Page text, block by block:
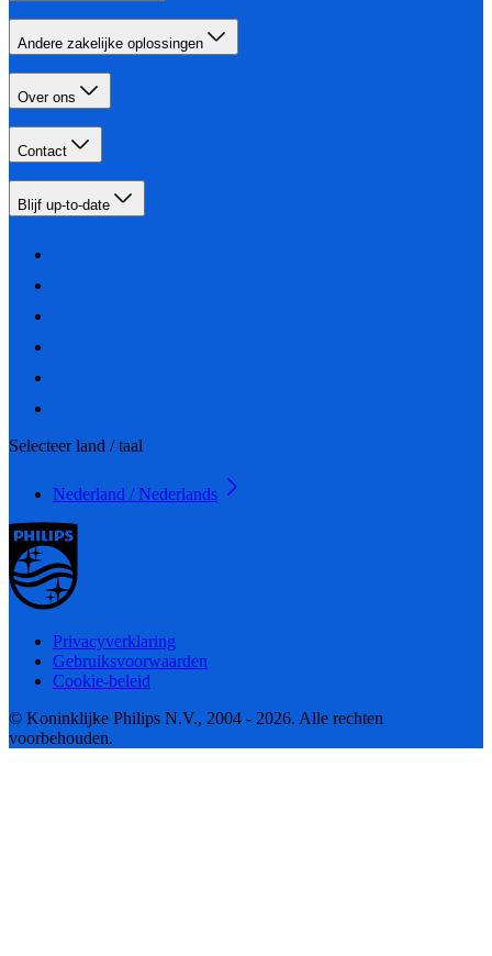
Andere zakelijke oplossingen
Over ons
Contact
Blijf up-to-date
Selecteer land / taal
Nederland / Nederlands
Privacyverklaring
Gebruiksvoorwaarden
Cookie-beleid
© Koninklijke Philips N.V., 2004 - 2026. Alle rechten
voorbehouden.